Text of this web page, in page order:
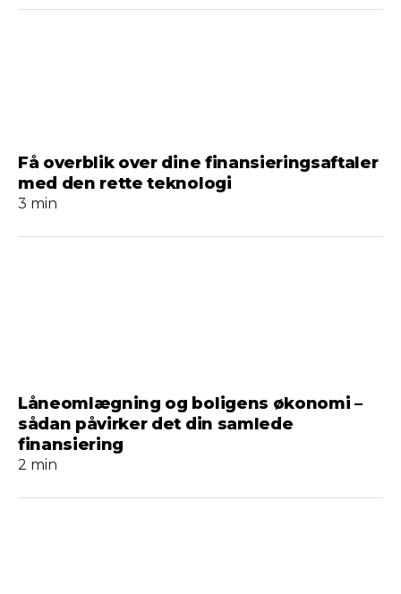
Få overblik over dine finansieringsaftaler
med den rette teknologi
3 min
Låneomlægning og boligens økonomi –
sådan påvirker det din samlede
finansiering
2 min